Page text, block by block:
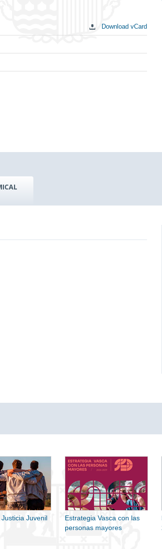
Download vCard
Juvenil
Estrategia Vasca con las
personas mayores